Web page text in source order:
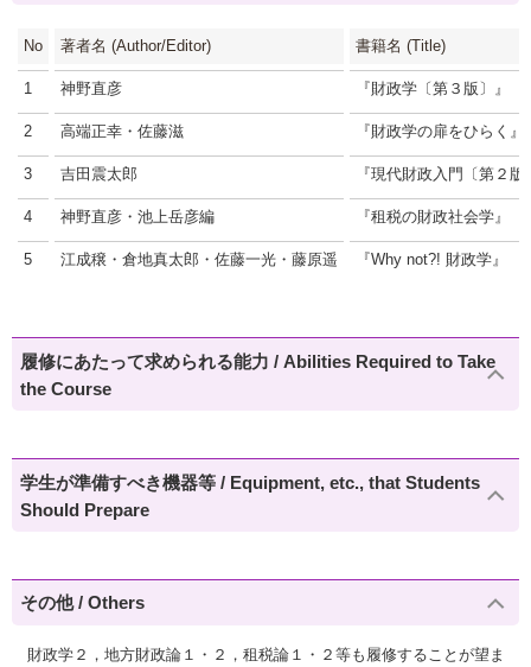
No 著者名 (Author/Editor) 書籍名 (Title)
1 神野直彦 『財政学〔第３版〕』
2 高端正幸・佐藤滋 『財政学の扉をひらく』
3 吉田震太郎 『現代財政入門〔第２版
4 神野直彦・池上岳彦編 『租税の財政社会学』
5 江成穣・倉地真太郎・佐藤一光・藤原遥 『Why not?! 財政学』
履修にあたって求められる能力 / Abilities Required to Take
the Course
学生が準備すべき機器等 / Equipment, etc., that Students
Should Prepare
その他 / Others
財政学２，地方財政論１・２，租税論１・２等も履修することが望ま